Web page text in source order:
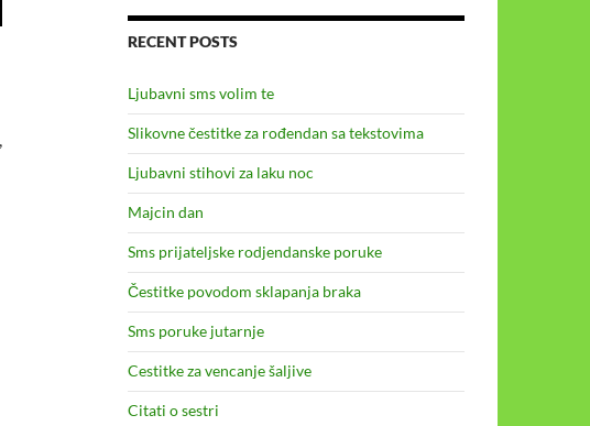
RECENT POSTS
Ljubavni sms volim te
Slikovne čestitke za rođendan sa tekstovima
Ljubavni stihovi za laku noc
Majcin dan
Sms prijateljske rodjendanske poruke
Čestitke povodom sklapanja braka
Sms poruke jutarnje
Cestitke za vencanje šaljive
Citati o sestri